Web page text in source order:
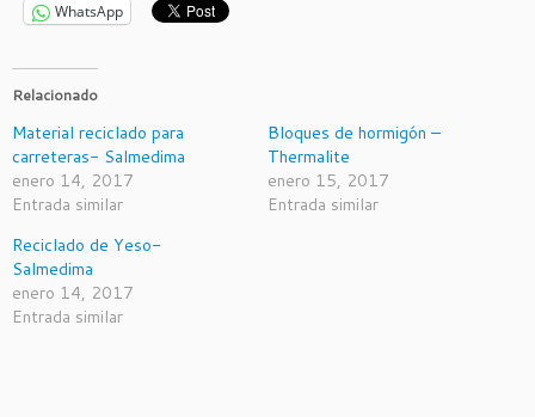
WhatsApp
Relacionado
Material reciclado para
carreteras- Salmedima
enero 14, 2017
Entrada similar
Bloques de hormigón –
Thermalite
enero 15, 2017
Entrada similar
Reciclado de Yeso-
Salmedima
enero 14, 2017
Entrada similar